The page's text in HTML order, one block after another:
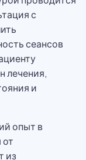
с
сеансов
лечения,
и
опыт в
от
из